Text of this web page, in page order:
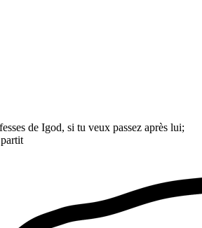
de Igod, si tu veux passez après lui;